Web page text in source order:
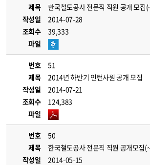
제목
한국철도공사 전문직 직원 공개 모집
작성일
2014-07-28
조회수
39,333
파일
번호
51
제목
2014년 하반기 인턴사원 공개 모집
작성일
2014-07-21
조회수
124,383
파일
번호
50
제목
한국철도공사 전문직 직원 공개모집
작성일
2014-05-15